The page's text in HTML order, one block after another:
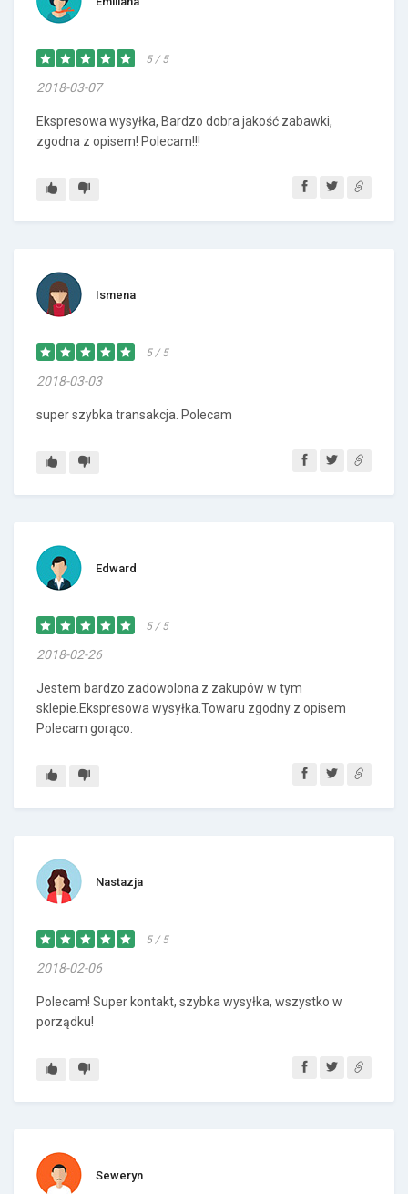
5 / 5
2018-03-07
Ekspresowa wysyłka, Bardzo dobra jakość zabawki,
zgodna z opisem! Polecam!!!
Ismena
5 / 5
2018-03-03
super szybka transakcja. Polecam
Edward
5 / 5
2018-02-26
Jestem bardzo zadowolona z zakupów w tym
sklepie.Ekspresowa wysyłka.Towaru zgodny z opisem
Polecam gorąco.
Nastazja
5 / 5
2018-02-06
Polecam! Super kontakt, szybka wysyłka, wszystko w
porządku!
Seweryn